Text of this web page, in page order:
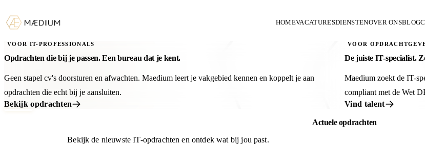
HOMEVACATURESDIENSTENOVER ONSBLOG
VOOR IT-PROFESSIONALS
Opdrachten die bij je passen. Een bureau dat je kent.
Geen stapel cv's doorsturen en afwachten. Maedium leert je vakgebied kennen en koppelt je aan
opdrachten die echt bij je aansluiten.
Bekijk opdrachten
VOOR
De juiste IT-specialist.
Maedium zoekt de IT-
compliant met de Wet
Vind talent
Actuele opdrachten
Bekijk de nieuwste IT-opdrachten en ontdek wat bij jou past.